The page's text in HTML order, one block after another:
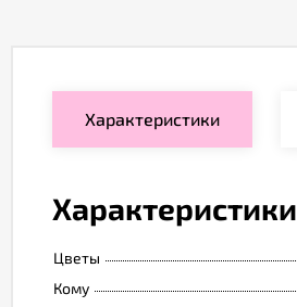
Характеристики
Характеристики
Цветы
Кому